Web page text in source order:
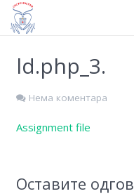
Istorijat
Dokumenti
ld.php_3.
Нема коментара
Assignment file
Оставите